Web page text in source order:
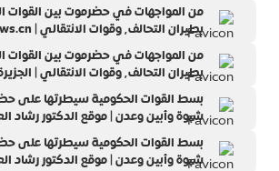
بطيران التحالف٬ وقوات الانتقالي | arabic.news.cn
بطيران التحالف٬ وقوات الانتقالي | الجزيرة
شبوة وأبين وعدن | موقع الدكتور رشاد
شبوة وأبين وعدن | موقع الدكتور رشاد